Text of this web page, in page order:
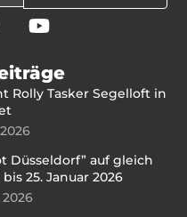
Rolly Tasker Segelloft in
Düsseldorf” auf gleich
25. Januar 2026